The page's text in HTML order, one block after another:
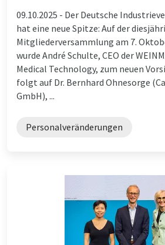
09.10.2025 - Der Deutsche
hat eine neue Spitze: Auf der
Mitgliederversammlung am 7.
wurde André Schulte, CEO der
Medical Technology, zum neuen
folgt auf Dr. Bernhard Ohnesorge
GmbH), ...
Personalveränderungen